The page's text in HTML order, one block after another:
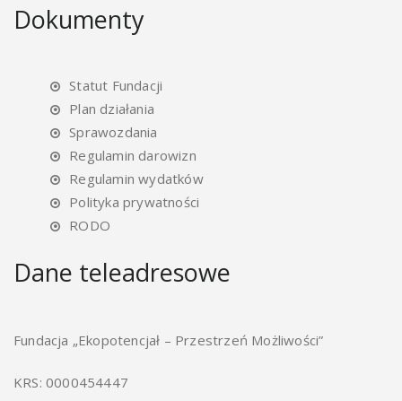
Dokumenty
Statut Fundacji
Plan działania
Sprawozdania
Regulamin darowizn
Regulamin wydatków
Polityka prywatności
RODO
Dane teleadresowe
Fundacja „Ekopotencjał – Przestrzeń Możliwości”
KRS: 0000454447